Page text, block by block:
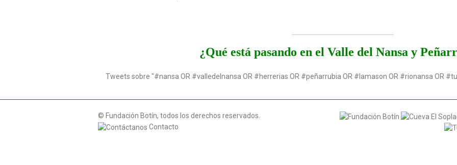
¿Qué está pasando en el Valle del Nansa y
Tweets sobre "#nansa OR #valledelnansa OR #herrerias OR #peñarrubia OR #lamason OR #rionansa OR
© Fundación Botín, todos los derechos reservados.
Contacto